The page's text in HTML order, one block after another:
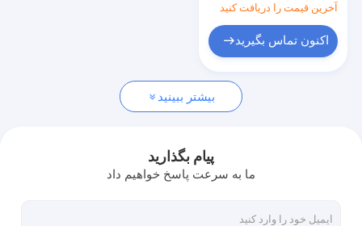
آخرین قیمت را دریافت کنید
اکنون تماس بگیرید
بیشتر ببینید
پیام بگذارید
ما به سرعت پاسخ خواهیم داد